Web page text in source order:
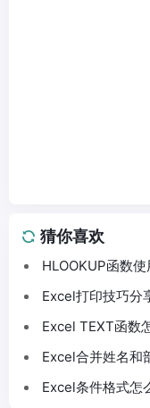
猜你喜欢
HLOOKUP函数
Excel打印技巧分
Excel TEXT函数
Excel合并姓名和
Excel条件格式怎